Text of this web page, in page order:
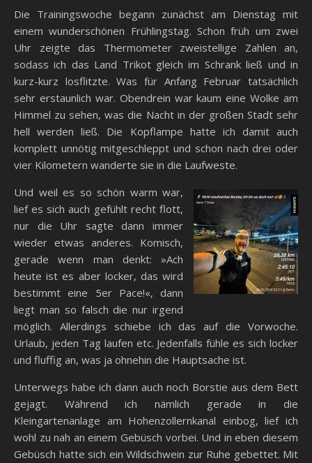
Die Trainingswoche begann zunächst am Dienstag mit
einem wunderschönen Frühlingstag. Schon früh um zwei
Uhr zeigte das Thermometer zweistellige Zahlen an,
sodass ich das Land Trikot gleich im Schrank ließ und in
kurz-kurz losflitzte. Was für Anfang Februar tatsächlich
sehr erstaunlich war. Obendrein war kaum eine Wolke am
Himmel zu sehen, was die Nacht in der großen Stadt sehr
hell werden ließ. Die Kopflampe hatte ich damit auch
komplett unnötig mitgeschleppt und schon nach drei oder
vier Kilometern wanderte sie in die Laufweste.
Und weil es so schön warm war,
lief es sich auch gefühlt recht flott,
nur die Uhr sagte dann immer
wieder etwas anderes. Komisch,
gerade wenn man denkt: »Ach
heute ist es aber locker, das wird
bestimmt eine 5er Pace!«, dann
liegt man so falsch die nur irgend
möglich. Allerdings schiebe ich das auf die Vorwoche.
Urlaub, jeden Tag laufen etc. Jedenfalls fühle es sich locker
und fluffig an, was ja ohnehin die Hauptsache ist.
Unterwegs habe ich dann auch noch Borstie aus dem Bett
gejagt. Während ich nämlich gerade in die
Kleingartenanlage am Hohenzollernkanal einbog, lief ich
wohl zu nah an einem Gebüsch vorbei. Und in eben diesem
Gebüsch hatte sich ein Wildschwein zur Ruhe gebettet. Mit